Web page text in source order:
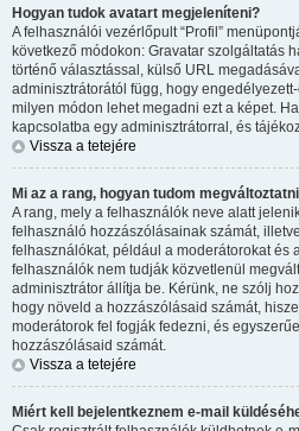
Hogyan tudok avatart megjeleníteni?
A felhasználói vezérlőpult “Profil”
következő módokon: Gravatar szolgáltatás
történő választással, külső URL
adminisztrátorától függ, hogy
milyen módon lehet megadni ezt a képet.
kapcsolatba egy adminisztrátorral, és
Vissza a tetejére
Mi az a rang, hogyan tudom
A rang, mely a felhasználók neve alatt
felhasználó hozzászólásainak számát,
felhasználókat, például a moderátorokat és
felhasználók nem tudják közvetlenül
adminisztrátor állítja be. Kérünk, ne szólj
hogy növeld a hozzászólásaid számát,
moderátorok fel fogják fedezni, és
hozzászólásaid számát.
Vissza a tetejére
Miért kell bejelentkeznem e-mail